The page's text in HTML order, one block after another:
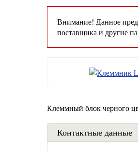
Внимание! Данное
поставщика и другие
Клеммный блок черного
Контактные данные